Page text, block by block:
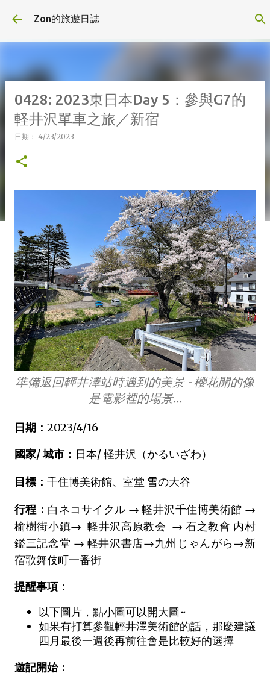
Zon的旅遊日誌
0428: 2023東日本Day 5：參與G7的
軽井沢單車之旅／新宿
日期： 4/23/2023
準備返回輕井澤站時遇到的美景 - 櫻花開的像
是電影裡的場景...
日期： 2023/4/16
國家/ 城市： 日本/ 軽井沢（かるいざわ）
目標： 千住博美術館、室堂 雪の大谷
行程： 白ネコサイクル → 軽井沢千住博美術館 →
榆樹街小鎮→ 軽井沢高原教会 → 石之教會 内村
鑑三記念堂 → 軽井沢書店→九州じゃんがら→新
宿歌舞伎町一番街
提醒事項：
以下圖片，點小圖可以開大圖~
如果有打算參觀輕井澤美術館的話，那麼建議
四月最後一週後再前往會是比較好的選擇
遊記開始：